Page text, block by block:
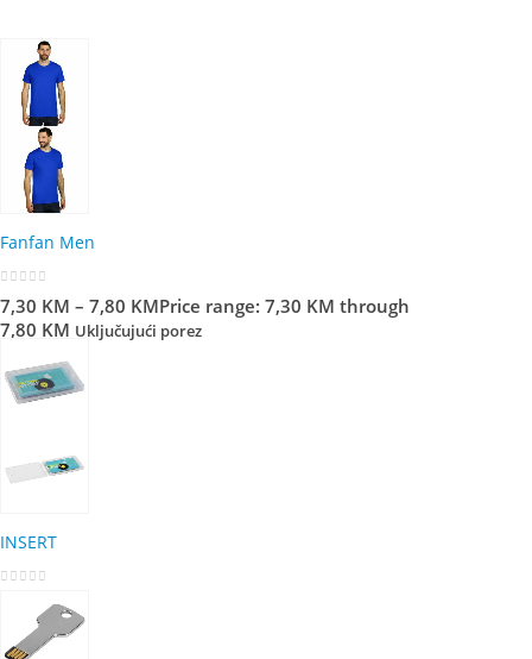
Fanfan Men
7,30 KM – 7,80 KMPrice range: 7,30 KM through
7,80 KM Uključujući porez
INSERT